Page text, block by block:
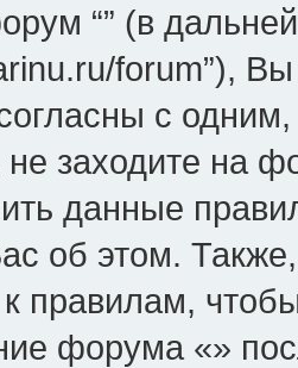
“” (в
forum”),
с
не заходите на
данные
об этом.
правилам,
форума «»